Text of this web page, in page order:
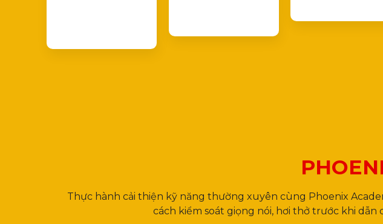
Thực hành cải thiện kỹ năng thường xuyên cùng Phoenix
cách kiểm soát giọng nói, hơi thở trước khi